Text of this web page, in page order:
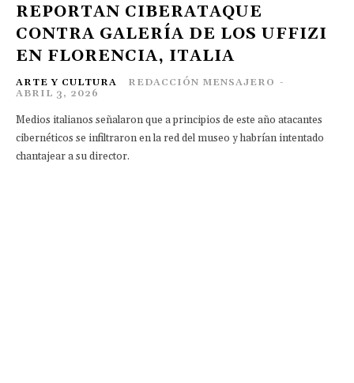
REPORTAN CIBERATAQUE
CONTRA GALERÍA DE LOS UFFIZI
EN FLORENCIA, ITALIA
ARTE Y CULTURA REDACCIÓN MENSAJERO -
ABRIL 3, 2026
Medios italianos señalaron que a principios de este año atacantes
cibernéticos se infiltraron en la red del museo y habrían intentado
chantajear a su director.